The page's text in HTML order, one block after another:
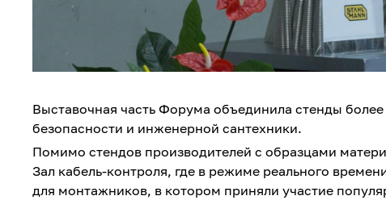
Выставочная часть Форума объединила стенды
безопасности и инженерной сантехники.
Помимо стендов производителей с образцами
Зал кабель-контроля, где в режиме реального
для монтажников, в котором приняли участие